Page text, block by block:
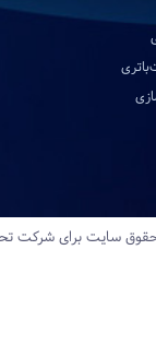
سایت برای شرکت